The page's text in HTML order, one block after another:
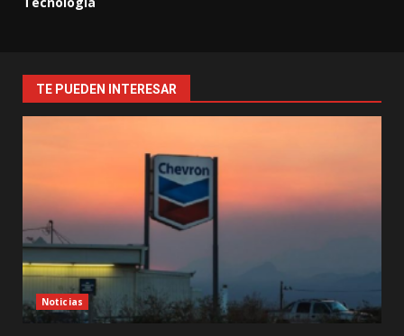
TE PUEDEN INTERESAR
Noticias